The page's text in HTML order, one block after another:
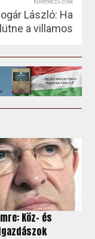
Következő cikk
László: Ha
a villamos
Köz- és